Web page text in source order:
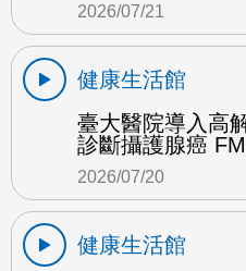
2026/07/21
健康生活館
臺大醫院導入高
診斷攝護腺癌
2026/07/20
健康生活館